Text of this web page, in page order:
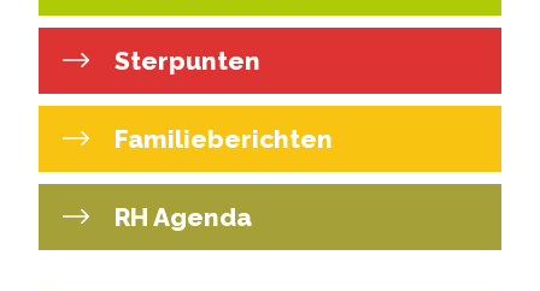
Sterpunten
Familieberichten
RH Agenda